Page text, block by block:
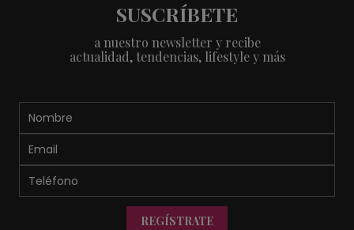
SUSCRÍBETE
a nuestro newsletter y recibe
actualidad, tendencias, lifestyle y más
REGÍSTRATE